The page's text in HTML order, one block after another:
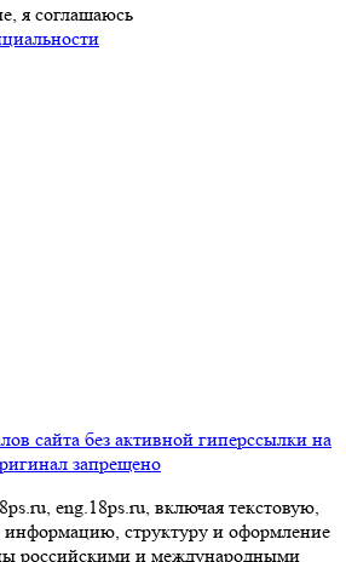
я соглашаюсь
сайта без активной гиперссылки на
запрещено
eng.18ps.ru, включая текстовую,
структуру и оформление
российскими и международными